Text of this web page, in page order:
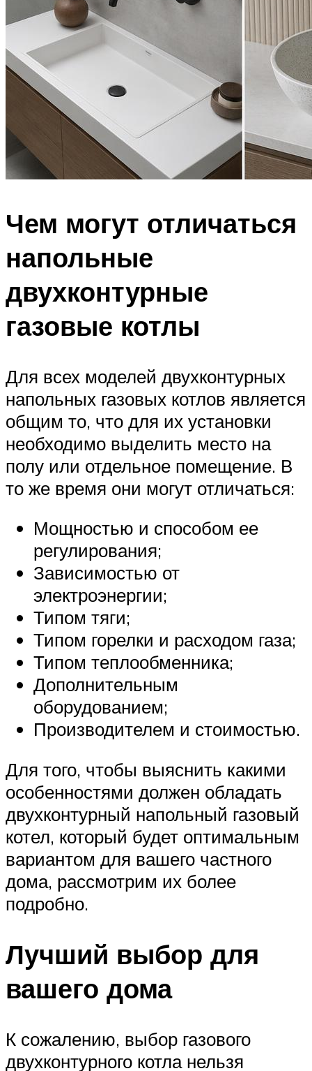
Чем могут отличаться
напольные
двухконтурные
газовые котлы
Для всех моделей двухконтурных
напольных газовых котлов является
общим то, что для их установки
необходимо выделить место на
полу или отдельное помещение. В
то же время они могут отличаться:
Мощностью и способом ее
регулирования;
Зависимостью от
электроэнергии;
Типом тяги;
Типом горелки и расходом газа;
Типом теплообменника;
Дополнительным
оборудованием;
Производителем и стоимостью.
Для того, чтобы выяснить какими
особенностями должен обладать
двухконтурный напольный газовый
котел, который будет оптимальным
вариантом для вашего частного
дома, рассмотрим их более
подробно.
Лучший выбор для
вашего дома
К сожалению, выбор газового
двухконтурного котла нельзя